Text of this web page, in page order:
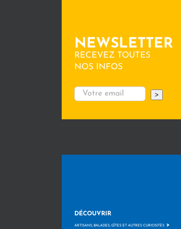
NEWSLETTER
RECEVEZ TOUTES
NOS INFOS
>
DÉCOUVRIR
ARTISANS, BALADES, GÎTES ET AUTRES CURIOSITÉS >